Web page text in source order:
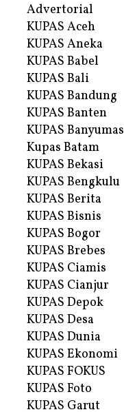
Advertorial
KUPAS Aceh
KUPAS Aneka
KUPAS Babel
KUPAS Bali
KUPAS Bandung
KUPAS Banten
KUPAS Banyumas
Kupas Batam
KUPAS Bekasi
KUPAS Bengkulu
KUPAS Berita
KUPAS Bisnis
KUPAS Bogor
KUPAS Brebes
KUPAS Ciamis
KUPAS Cianjur
KUPAS Depok
KUPAS Desa
KUPAS Dunia
KUPAS Ekonomi
KUPAS FOKUS
KUPAS Foto
KUPAS Garut